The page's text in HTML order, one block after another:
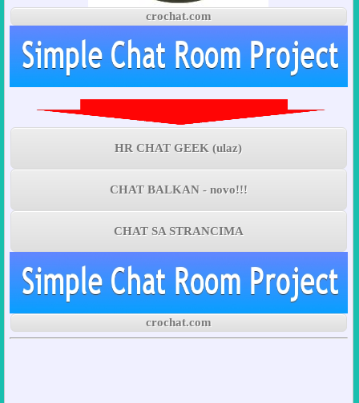
crochat.com
HR CHAT GEEK (ulaz)
CHAT BALKAN - novo!!!
CHAT SA STRANCIMA
crochat.com